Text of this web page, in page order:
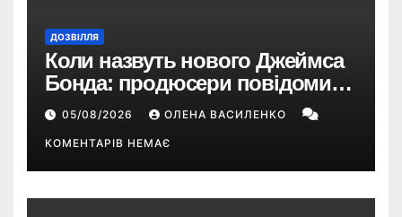
ДОЗВІЛЛЯ
Коли назвуть нового Джеймса
Бонда: продюсери повідомили
про терміни кастингу
05/08/2026 ОЛЕНА ВАСИЛЕНКО
КОМЕНТАРІВ НЕМАЄ